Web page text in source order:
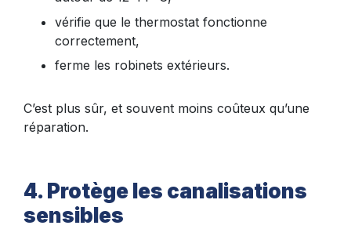
vérifie que le thermostat fonctionne
correctement,
ferme les robinets extérieurs.
C’est plus sûr, et souvent moins coûteux qu’une
réparation.
4. Protège les canalisations
sensibles